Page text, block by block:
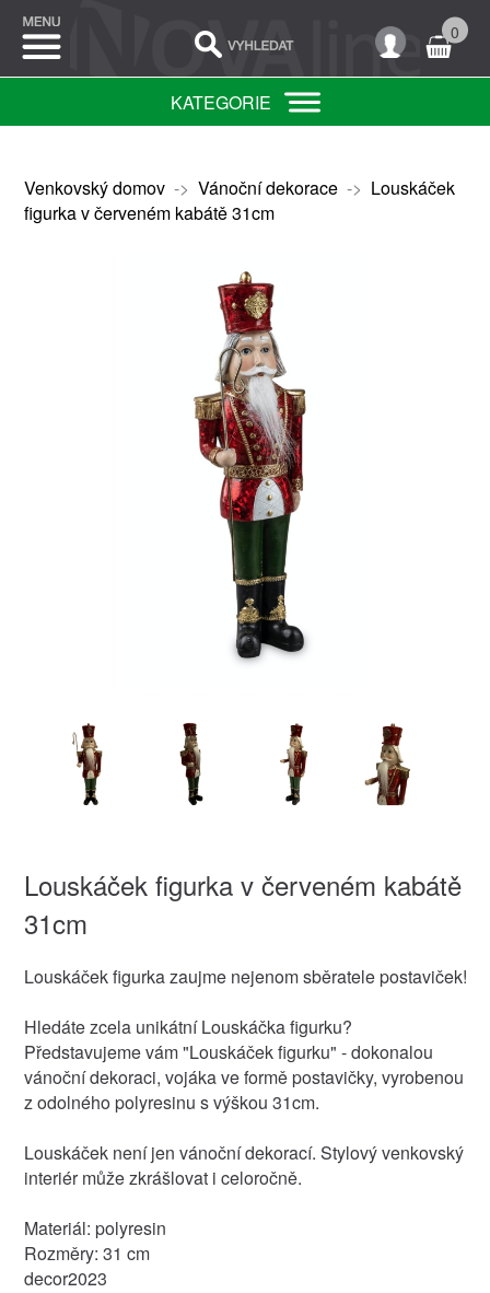
0
KATEGORIE
Venkovský domov-> Vánoční dekorace-> Louskáček
figurka v červeném kabátě 31cm
Louskáček figurka v červeném kabátě
31cm
Louskáček figurka zaujme nejenom sběratele postaviček!
Hledáte zcela unikátní Louskáčka figurku?
Představujeme vám "Louskáček figurku" - dokonalou
vánoční dekoraci, vojáka ve formě postavičky, vyrobenou
z odolného polyresinu s výškou 31cm.
Louskáček není jen vánoční dekorací. Stylový venkovský
interiér může zkrášlovat i celoročně.
Materiál: polyresin
Rozměry: 31 cm
decor2023